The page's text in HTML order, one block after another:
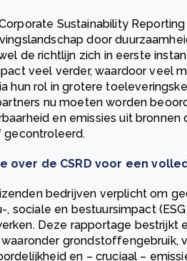
Sustainability
door
de richtlijn zich in eerste
veel verder, waardoor veel
hun rol in grotere
nu moeten worden
en emissies uit bronnen
gecontroleerd.
over de CSRD voor een
bedrijven verplicht om
sociale en bestuursimpact
Deze rapportage bestrijkt
grondstoffengebruik,
en – cruciaal –